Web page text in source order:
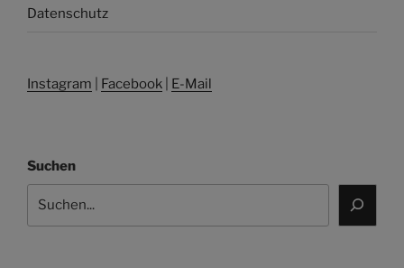
Datenschutz
Instagram Facebook E-Mail
Suchen